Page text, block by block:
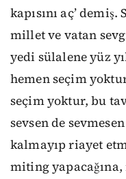
kapısını aç’
millet ve vatan
yedi sülalene yüz
hemen seçim
seçim yoktur, bu
sevsen de
kalmayıp riayet
miting